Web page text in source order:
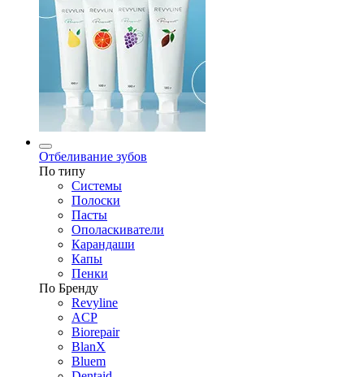
Отбеливание зубов
По типу
Системы
Полоски
Пасты
Ополаскиватели
Карандаши
Капы
Пенки
По Бренду
Revyline
ACP
Biorepair
BlanX
Bluem